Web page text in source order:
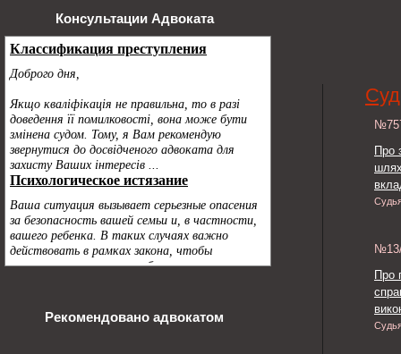
Консультации Адвоката
Рекомендовано адвокатом
Про
Про